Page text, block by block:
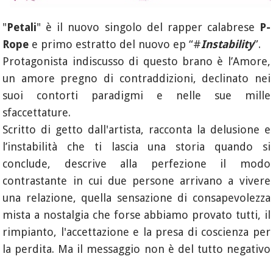
"Petali" è il nuovo singolo del rapper calabrese P-
Rope e primo estratto del nuovo ep “#Instability”.
Protagonista indiscusso di questo brano è l’Amore,
un amore pregno di contraddizioni, declinato nei
suoi contorti paradigmi e nelle sue mille
sfaccettature.
Scritto di getto dall'artista, racconta la delusione e
l’instabilità che ti lascia una storia quando si
conclude, descrive alla perfezione il modo
contrastante in cui due persone arrivano a vivere
una relazione, quella sensazione di consapevolezza
mista a nostalgia che forse abbiamo provato tutti, il
rimpianto, l'accettazione e la presa di coscienza per
la perdita. Ma il messaggio non è del tutto negativo